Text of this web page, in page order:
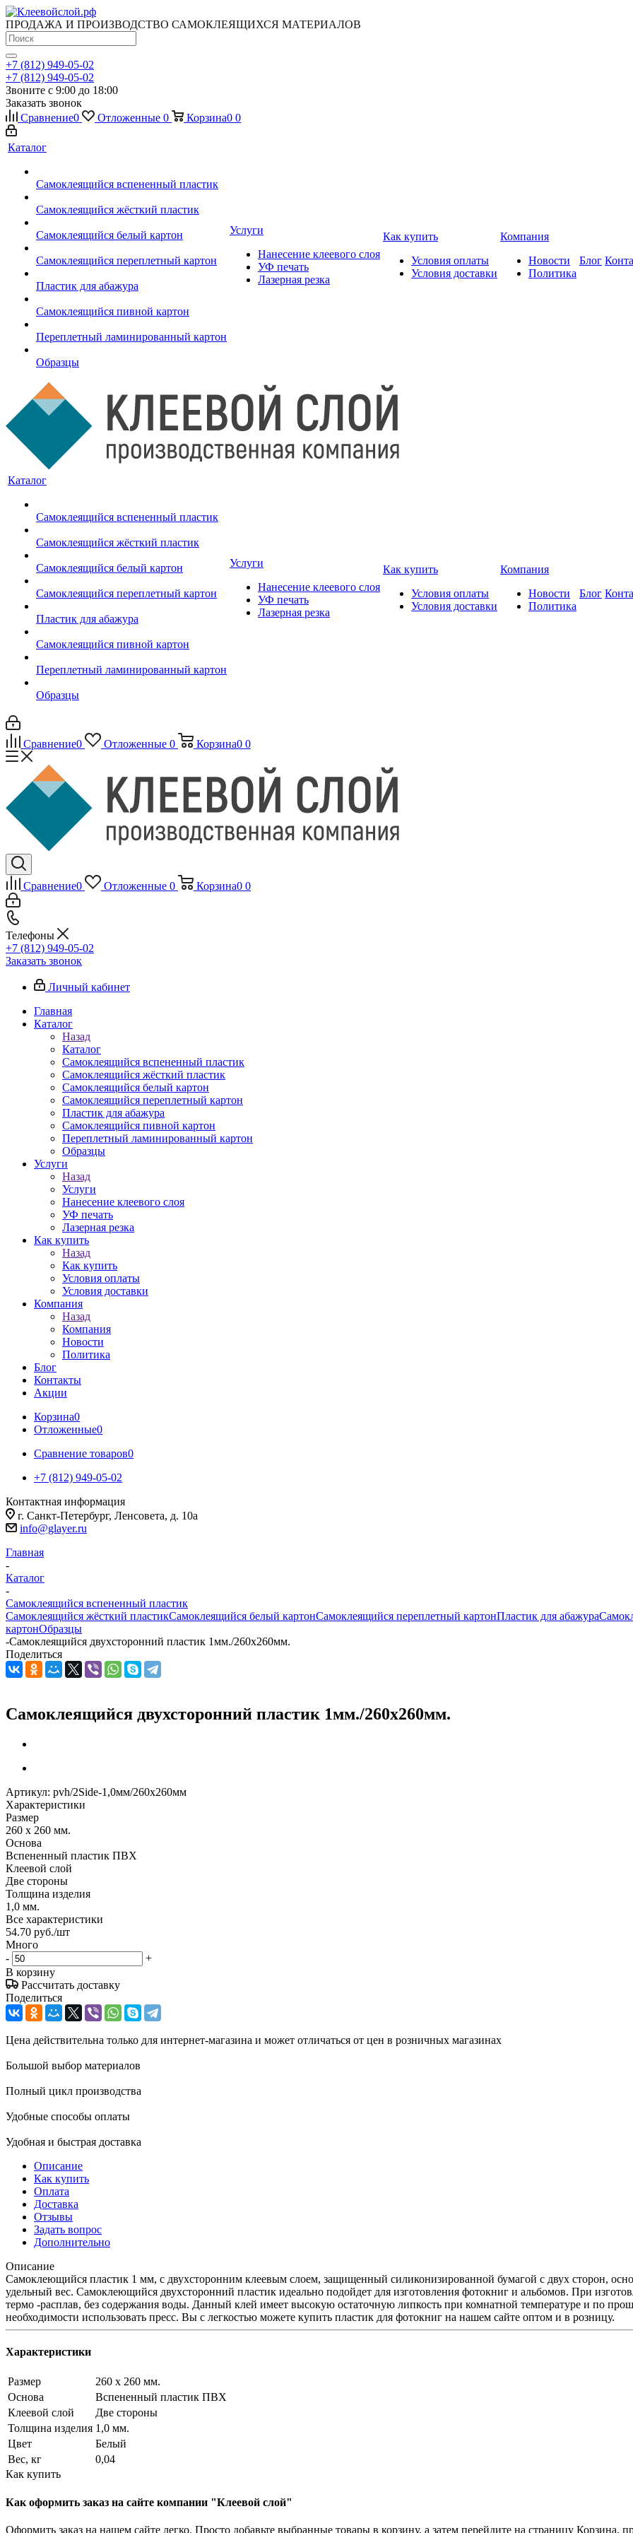
ПРОДАЖА И ПРОИЗВОДСТВО САМОКЛЕЯЩИХСЯ МАТЕРИАЛОВ
+7 (812) 949-05-02
+7 (812) 949-05-02
Звоните с 9:00 до 18:00
Заказать звонок
Сравнение0 Отложенные 0 Корзина0 0
Каталог
Самоклеящийся вспененный пластик
Самоклеящийся жёсткий пластик
Самоклеящийся белый картон
Самоклеящийся переплетный картон
Пластик для абажура
Самоклеящийся пивной картон
Переплетный ламинированный картон
Образцы
Услуги
Нанесение клеевого слоя
УФ печать
Лазерная резка
Как купить
Условия оплаты
Условия доставки
Компания
Новости
Политика
Блог
Каталог
Самоклеящийся вспененный пластик
Самоклеящийся жёсткий пластик
Самоклеящийся белый картон
Самоклеящийся переплетный картон
Пластик для абажура
Самоклеящийся пивной картон
Переплетный ламинированный картон
Образцы
Услуги
Нанесение клеевого слоя
УФ печать
Лазерная резка
Как купить
Условия оплаты
Условия доставки
Компания
Новости
Политика
Блог
Сравнение0 Отложенные 0 Корзина0 0
Сравнение0 Отложенные 0 Корзина0 0
Телефоны
+7 (812) 949-05-02
Заказать звонок
Личный кабинет
Главная
Каталог
Назад
Каталог
Самоклеящийся вспененный пластик
Самоклеящийся жёсткий пластик
Самоклеящийся белый картон
Самоклеящийся переплетный картон
Пластик для абажура
Самоклеящийся пивной картон
Переплетный ламинированный картон
Образцы
Услуги
Назад
Услуги
Нанесение клеевого слоя
УФ печать
Лазерная резка
Как купить
Назад
Как купить
Условия оплаты
Условия доставки
Компания
Назад
Компания
Новости
Политика
Блог
Контакты
Акции
Корзина0
Отложенные0
Сравнение товаров0
+7 (812) 949-05-02
Контактная информация
г. Санкт-Петербург, Ленсовета, д. 10а
info@glayer.ru
Главная
-
Каталог
-
Самоклеящийся вспененный пластик
Самоклеящийся жёсткий пластикСамоклеящийся белый картонСамоклеящийся переплетный картонПластик для абажура
картонОбразцы
-Самоклеящийся двухсторонний пластик 1мм./260х260мм.
Поделиться
Самоклеящийся двухсторонний пластик 1мм./260х260мм.
Артикул: pvh/2Side-1,0мм/260х260мм
Характеристики
Размер
260 x 260 мм.
Основа
Вспененный пластик ПВХ
Клеевой слой
Две стороны
Толщина изделия
1,0 мм.
Все характеристики
54.70 руб./шт
Много
-
+
В корзину
Рассчитать доставку
Поделиться
Цена действительна только для интернет-магазина и может отличаться от цен в розничных магазинах
Большой выбор материалов
Полный цикл производства
Удобные способы оплаты
Удобная и быстрая доставка
Описание
Как купить
Оплата
Доставка
Отзывы
Задать вопрос
Дополнительно
Описание
Самоклеющийся пластик 1 мм, с двухсторонним клеевым слоем, защищенный силиконизированной бумагой с двух сторон,
удельный вес. Самоклеющийся двухсторонний пластик идеально подойдет для изготовления фотокниг и альбомов. При
термо -расплав, без содержания воды. Данный клей имеет высокую остаточную липкость при комнатной температуре и по
необходимости использовать пресс. Вы с легкостью можете купить пластик для фотокниг на нашем сайте оптом и в розницу.
Характеристики
Размер
260 x 260 мм.
Основа
Вспененный пластик ПВХ
Клеевой слой
Две стороны
Толщина изделия 1,0 мм.
Цвет
Белый
Вес, кг
0,04
Как купить
Как оформить заказ на сайте компании "Клеевой слой"
Оформить заказ на нашем сайте легко. Просто добавьте выбранные товары в корзину, а затем перейдите на страницу Корзина,